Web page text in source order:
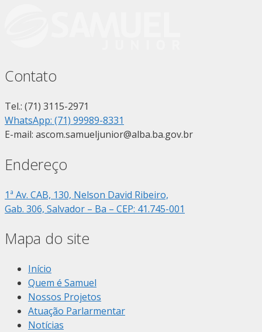
Contato
Tel.: (71) 3115-2971
WhatsApp: (71) 99989-8331
E-mail: ascom.samueljunior@alba.ba.gov.br
Endereço
1ª Av. CAB, 130, Nelson David Ribeiro,
Gab. 306, Salvador – Ba – CEP: 41.745-001
Mapa do site
Início
Quem é Samuel
Nossos Projetos
Atuação Parlarmentar
Notícias